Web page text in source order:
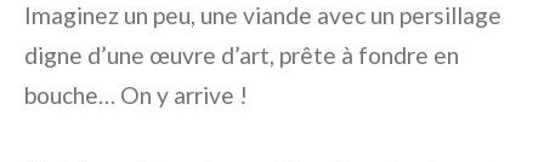
Imaginez un peu, une viande avec un persillage
digne d’une œuvre d’art, prête à fondre en
bouche… On y arrive !